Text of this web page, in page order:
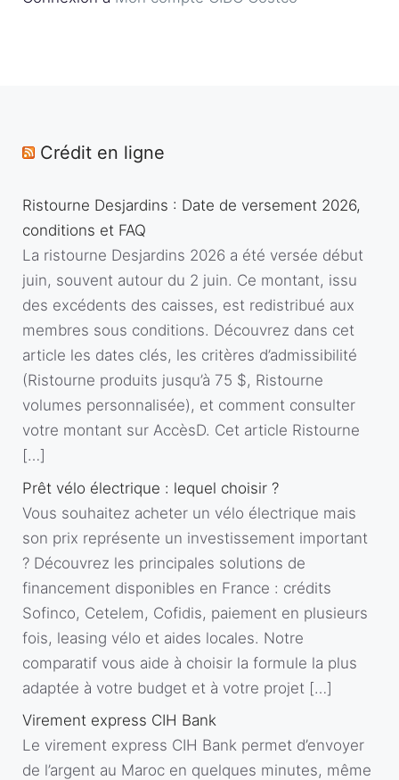
Crédit en ligne
Ristourne Desjardins : Date de versement 2026,
conditions et FAQ
La ristourne Desjardins 2026 a été versée début
juin, souvent autour du 2 juin. Ce montant, issu
des excédents des caisses, est redistribué aux
membres sous conditions. Découvrez dans cet
article les dates clés, les critères d’admissibilité
(Ristourne produits jusqu’à 75 $, Ristourne
volumes personnalisée), et comment consulter
votre montant sur AccèsD. Cet article Ristourne
[…]
Prêt vélo électrique : lequel choisir ?
Vous souhaitez acheter un vélo électrique mais
son prix représente un investissement important
? Découvrez les principales solutions de
financement disponibles en France : crédits
Sofinco, Cetelem, Cofidis, paiement en plusieurs
fois, leasing vélo et aides locales. Notre
comparatif vous aide à choisir la formule la plus
adaptée à votre budget et à votre projet […]
Virement express CIH Bank
Le virement express CIH Bank permet d’envoyer
de l’argent au Maroc en quelques minutes, même